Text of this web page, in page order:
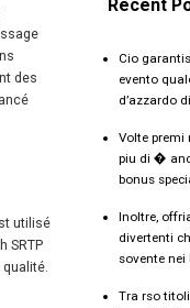
des
utilisé
SRTP
Recent
Cio
evento
d’azzardo
Volte premi
piu di �
bonus
Inoltre,
divertenti
sovente nei
Tra rso